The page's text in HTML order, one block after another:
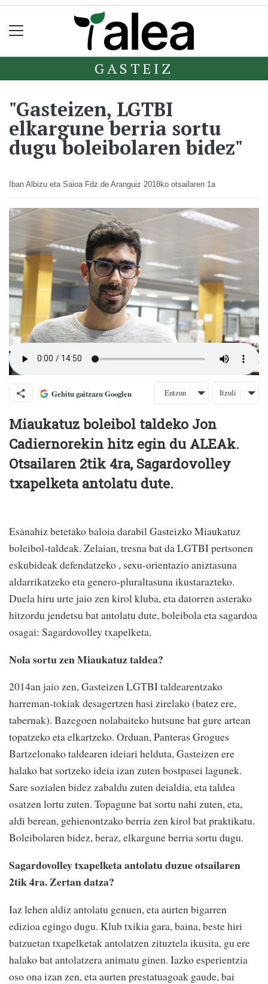
GASTEIZ
"Gasteizen, LGTBI
elkargune berria sortu
dugu boleibolaren bidez"
Iban Albizu eta Saioa Fdz.de Aranguiz 2018ko otsailaren 1a
Gehitu gaitzazu Googlen Entzun Itzuli
Miaukatuz boleibol taldeko Jon
Cadiernorekin hitz egin du ALEAk.
Otsailaren 2tik 4ra, Sagardovolley
txapelketa antolatu dute.
Esanahiz betetako baloia darabil Gasteizko Miaukatuz
boleibol-taldeak. Zelaian, tresna bat da LGTBI pertsonen
eskubideak defendatzeko , sexu-orientazio aniztasuna
aldarrikatzeko eta genero-pluraltasuna ikustarazteko.
Duela hiru urte jaio zen kirol kluba, eta datorren asterako
hitzordu jendetsu bat antolatu dute, boleibola eta sagardoa
osagai: Sagardovolley txapelketa.
Nola sortu zen Miaukatuz taldea?
2014an jaio zen, Gasteizen LGTBI taldearentzako
harreman-tokiak desagertzen hasi zirelako (batez ere,
tabernak). Bazegoen nolabaiteko hutsune bat gure artean
topatzeko eta elkartzeko. Orduan, Panteras Grogues
Bartzelonako taldearen ideiari helduta, Gasteizen ere
halako bat sortzeko ideia izan zuten bostpasei lagunek.
Sare sozialen bidez zabaldu zuten deialdia, eta taldea
osatzen lortu zuten. Topagune bat sortu nahi zuten, eta,
aldi berean, gehienontzako berria zen kirol bat praktikatu.
Boleibolaren bidez, beraz, elkargune berria sortu dugu.
Sagardovolley txapelketa antolatu duzue otsailaren
2tik 4ra. Zertan datza?
Iaz lehen aldiz antolatu genuen, eta aurten bigarren
edizioa egingo dugu. Klub txikia gara, baina, beste hiri
batzuetan txapelketak antolatzen zituztela ikusita, gu ere
halako bat antolatzera animatu ginen. Iazko esperientzia
oso ona izan zen, eta aurten prestatuagoak gaude, bai